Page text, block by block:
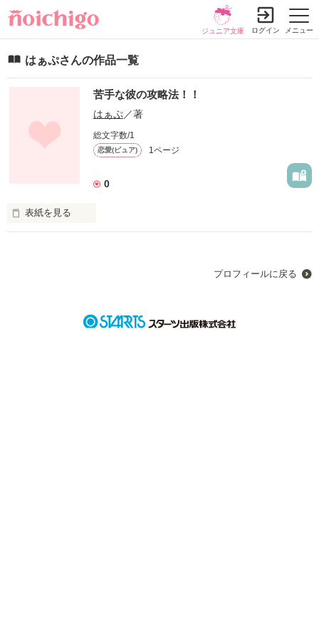
メニュー
ジュニア文庫 ログイン
はぁぷさんの作品一覧
苦手な彼の攻略法！！
はぁぷ／著
総文字数/1
恋愛(ピュア) 1ページ
0
表紙を見る
作品を読む
プロフィールに戻る